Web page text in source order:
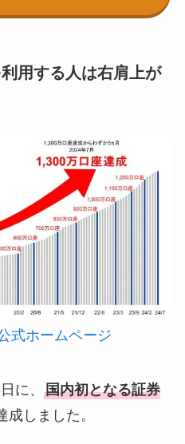
用する人は右肩上が
式ホームページ
に、 国内初となる証券
成しました。